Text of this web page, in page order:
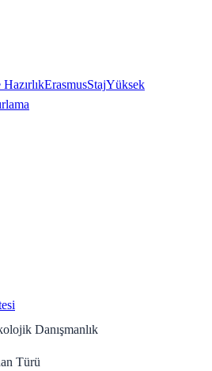
ErasmusStajYüksek
Danışmanlık
Türü